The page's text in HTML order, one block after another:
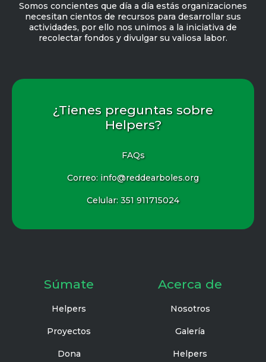
Somos concientes que día a día estás organizaciones
necesitan cientos de recursos para desarrollar sus
actividades, por ello nos unimos a la iniciativa de
recolectar fondos y divulgar su valiosa labor.
¿Tienes preguntas sobre
Helpers?
FAQs
Correo: info@reddearboles.org
Celular: 351 911715024
Súmate
Helpers
Proyectos
Dona
Acerca de
Nosotros
Galería
Helpers